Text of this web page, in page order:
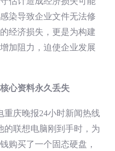
染导致企业文件无法修
经济损失，更是为构建
加阻力，迫使企业发展
心资料永久丢失
重庆晚报24小时新闻热线
的联想电脑刚到手时，为
购买了一个固态硬盘，